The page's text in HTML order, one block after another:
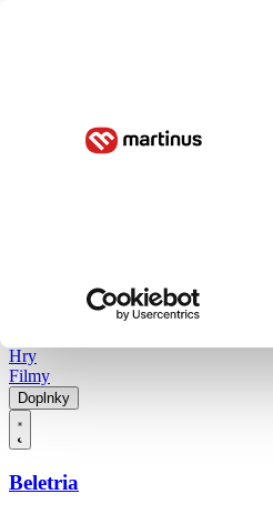
Hry
Filmy
Doplnky
Beletria